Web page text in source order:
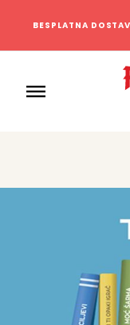
BESPLATNA